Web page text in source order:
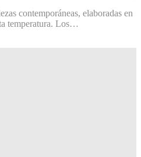
contemporáneas, elaboradas en
temperatura. Los…